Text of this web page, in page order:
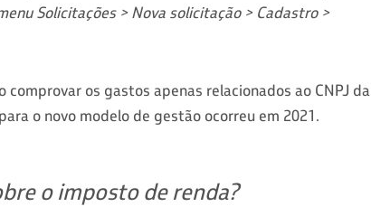
Solicitações > Nova solicitação > Cadastro >
comprovar os gastos apenas relacionados ao CNPJ da
o novo modelo de gestão ocorreu em 2021.
o imposto de renda?